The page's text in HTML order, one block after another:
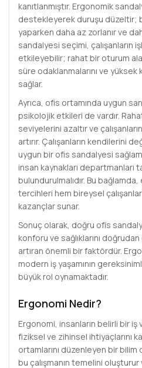
kanıtlanmıştır. Ergonomik
destekleyerek duruşu düzeltir;
yaparken daha az zorlanır ve
sandalyesi seçimi, çalışanların
etkileyebilir; rahat bir oturum
süre odaklanmalarını ve yüksek
sağlar.
Ayrıca, ofis ortamında uygun
psikolojik etkileri de vardır.
seviyelerini azaltır ve
artırır. Çalışanların kendilerini
uygun bir ofis sandalyesi
insan kaynakları departmanları
bulundurulmalıdır. Bu
tercihleri hem bireysel
kazançlar sunar.
Sonuç olarak, doğru ofis
konforu ve sağlıklarını
artıran önemli bir faktördür.
modern iş yaşamının
büyük rol oynamaktadır.
Ergonomi Nedir?
Ergonomi, insanların belirli bir iş
fiziksel ve zihinsel ihtiyaçlarını
ortamlarını düzenleyen bir bilim
bu çalışmanın temelini